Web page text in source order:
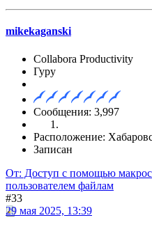
mikekaganski
Collabora Productivity
Гуру
Сообщения: 3,997
Расположение:
Записан
От: Доступ с помощью
пользователем файлам
#33
29 мая 2025, 13:39